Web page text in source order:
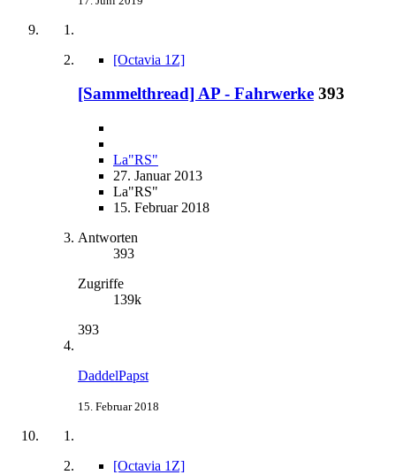
[Octavia 1Z]
[Sammelthread] AP - Fahrwerke 393
La"RS"
27. Januar 2013
La"RS"
15. Februar 2018
Antworten
393
Zugriffe
139k
393
DaddelPapst
15. Februar 2018
[Octavia 1Z]